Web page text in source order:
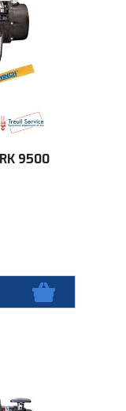
9500